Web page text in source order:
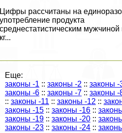
Цифры рассчитаны на
употрeбление продукта
среднестатистическим
кг...
Еще:
законы -1 :: законы -2 :: законы -
законы -6 :: законы -7 :: законы -
:: законы -11 :: законы -12 ::
законы -15 :: законы -16 ::
законы -19 :: законы -20 ::
законы -23 :: законы -24 ::